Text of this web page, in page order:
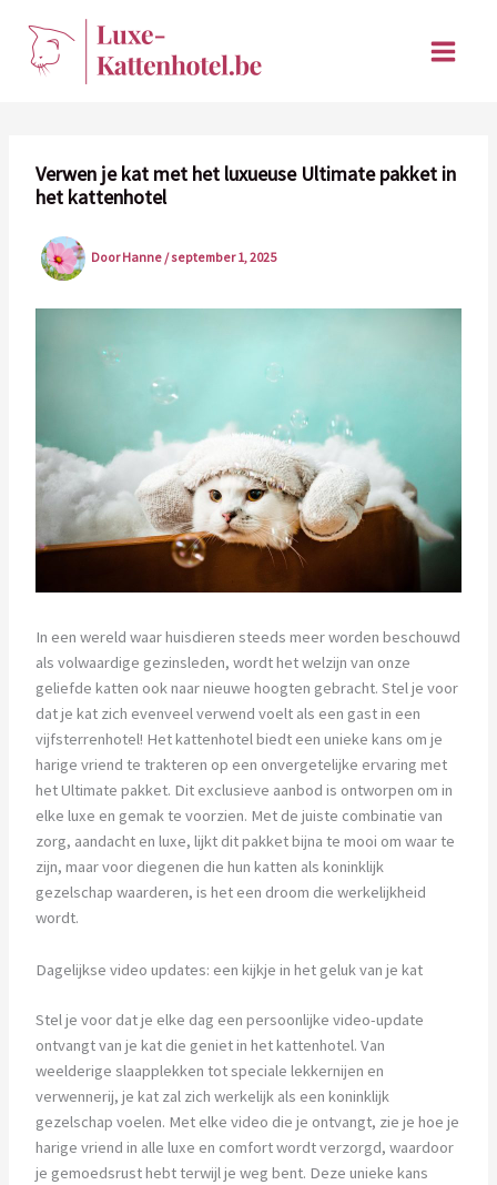
Verwen je kat met het luxueuse Ultimate pakket in
het kattenhotel
DoorHanne /september 1, 2025
In een wereld waar huisdieren steeds meer worden beschouwd
als volwaardige gezinsleden, wordt het welzijn van onze
geliefde katten ook naar nieuwe hoogten gebracht. Stel je voor
dat je kat zich evenveel verwend voelt als een gast in een
vijfsterrenhotel! Het kattenhotel biedt een unieke kans om je
harige vriend te trakteren op een onvergetelijke ervaring met
het Ultimate pakket. Dit exclusieve aanbod is ontworpen om in
elke luxe en gemak te voorzien. Met de juiste combinatie van
zorg, aandacht en luxe, lijkt dit pakket bijna te mooi om waar te
zijn, maar voor diegenen die hun katten als koninklijk
gezelschap waarderen, is het een droom die werkelijkheid
wordt.
Dagelijkse video updates: een kijkje in het geluk van je kat
Stel je voor dat je elke dag een persoonlijke video-update
ontvangt van je kat die geniet in het kattenhotel. Van
weelderige slaapplekken tot speciale lekkernijen en
verwennerij, je kat zal zich werkelijk als een koninklijk
gezelschap voelen. Met elke video die je ontvangt, zie je hoe je
harige vriend in alle luxe en comfort wordt verzorgd, waardoor
je gemoedsrust hebt terwijl je weg bent. Deze unieke kans